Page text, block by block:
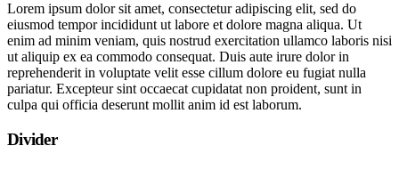
Lorem ipsum dolor sit amet, consectetur adipiscing elit, sed do
eiusmod tempor incididunt ut labore et dolore magna aliqua. Ut
enim ad minim veniam, quis nostrud exercitation ullamco laboris nisi
ut aliquip ex ea commodo consequat. Duis aute irure dolor in
reprehenderit in voluptate velit esse cillum dolore eu fugiat nulla
pariatur. Excepteur sint occaecat cupidatat non proident, sunt in
culpa qui officia deserunt mollit anim id est laborum.
Divider